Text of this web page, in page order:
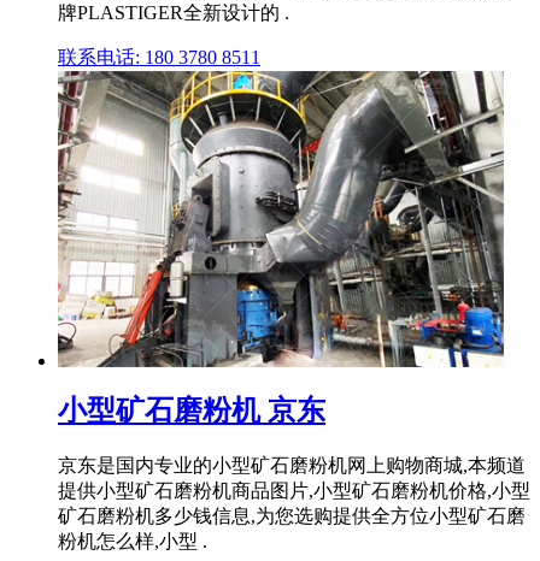
牌PLASTIGER全新设计的 .
联系电话: 180 3780 8511
小型矿石磨粉机 京东
京东是国内专业的小型矿石磨粉机网上购物商城,本频道
提供小型矿石磨粉机商品图片,小型矿石磨粉机价格,小型
矿石磨粉机多少钱信息,为您选购提供全方位小型矿石磨
粉机怎么样,小型 .